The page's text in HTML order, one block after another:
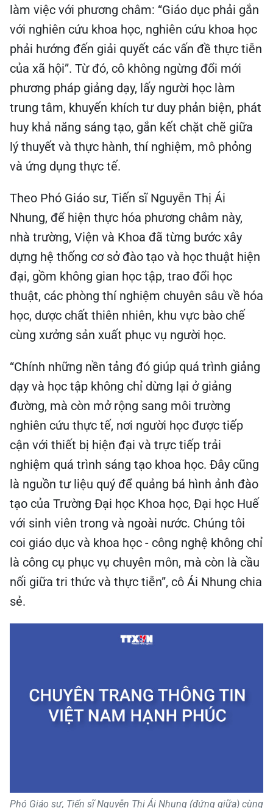
làm việc với phương châm: “Giáo dục phải gắn
với nghiên cứu khoa học, nghiên cứu khoa học
phải hướng đến giải quyết các vấn đề thực tiễn
của xã hội”. Từ đó, cô không ngừng đổi mới
phương pháp giảng dạy, lấy người học làm
trung tâm, khuyến khích tư duy phản biện, phát
huy khả năng sáng tạo, gắn kết chặt chẽ giữa
lý thuyết và thực hành, thí nghiệm, mô phỏng
và ứng dụng thực tế.
Theo Phó Giáo sư, Tiến sĩ Nguyễn Thị Ái
Nhung, để hiện thực hóa phương châm này,
nhà trường, Viện và Khoa đã từng bước xây
dựng hệ thống cơ sở đào tạo và học thuật hiện
đại, gồm không gian học tập, trao đổi học
thuật, các phòng thí nghiệm chuyên sâu về hóa
học, dược chất thiên nhiên, khu vực bào chế
cùng xưởng sản xuất phục vụ người học.
“Chính những nền tảng đó giúp quá trình giảng
dạy và học tập không chỉ dừng lại ở giảng
đường, mà còn mở rộng sang môi trường
nghiên cứu thực tế, nơi người học được tiếp
cận với thiết bị hiện đại và trực tiếp trải
nghiệm quá trình sáng tạo khoa học. Đây cũng
là nguồn tư liệu quý để quảng bá hình ảnh đào
tạo của Trường Đại học Khoa học, Đại học Huế
với sinh viên trong và ngoài nước. Chúng tôi
coi giáo dục và khoa học - công nghệ không chỉ
là công cụ phục vụ chuyên môn, mà còn là cầu
nối giữa tri thức và thực tiễn”, cô Ái Nhung chia
sẻ.
Phó Giáo sư, Tiến sĩ Nguyễn Thị Ái Nhung (đứng giữa) cùng